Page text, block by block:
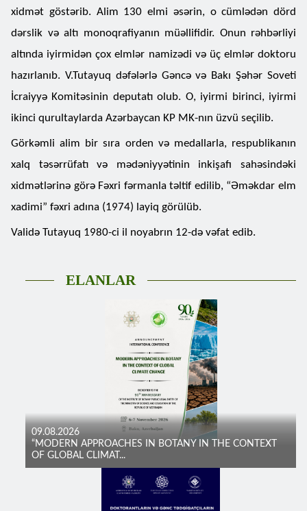
xidmət göstərib. Alim 130 elmi əsərin, o cümlədən dörd
dərslik və altı monoqrafiyanın müəllifidir. Onun rəhbərliyi
altında iyirmidən çox elmlər namizədi və üç elmlər doktoru
hazırlanıb. V.Tutayuq dəfələrlə Gəncə və Bakı Şəhər Soveti
İcraiyyə Komitəsinin deputatı olub. O, iyirmi birinci, iyirmi
ikinci qurultaylarda Azərbaycan KP MK-nın üzvü seçilib.
Görkəmli alim bir sıra orden və medallarla, respublikanın
xalq təsərrüfatı və mədəniyyətinin inkişafı sahəsindəki
xidmətlərinə görə Fəxri fərmanla təltif edilib, “Əməkdar elm
xadimi” fəxri adına (1974) layiq görülüb.
Validə Tutayuq 1980-ci il noyabrın 12-də vəfat edib.
ELANLAR
09.08.2026
“MODERN APPROACHES IN BOTANY IN THE CONTEXT
OF GLOBAL CLIMAT...